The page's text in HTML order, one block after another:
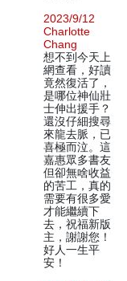
2023/9/12
Charlotte
Chang
想不到今天上
網查看，好讀
竟然復活了，
是哪位神仙壯
士伸出援手？
還沒仔細搜尋
來龍去脈，已
喜極而泣。這
嘉惠眾多書友
但卻無啥收益
的苦工，真的
需要有很多愛
才能繼續下
去，祝福新版
主，謝謝您！
好人一生平
安！